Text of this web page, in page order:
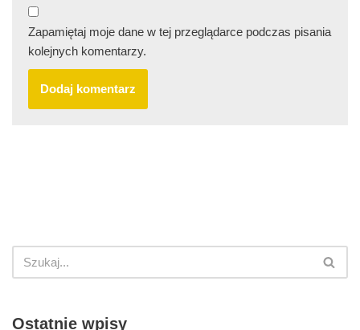
Zapamiętaj moje dane w tej przeglądarce podczas pisania
kolejnych komentarzy.
Ostatnie wpisy